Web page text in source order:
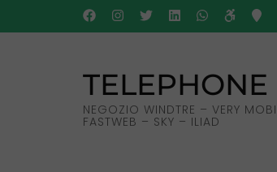
al
NEGOZIO WINDTRE – VERY
FASTWEB – SKY – ILIAD